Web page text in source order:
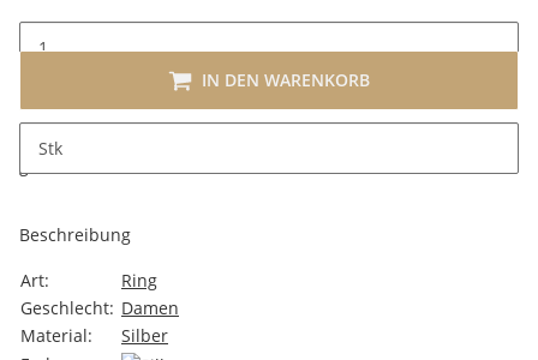
Stk
IN DEN WARENKORB
Dieser Artikel hat Variationen. Wählen Sie bitte die
Beschreibung
Art:
Ring
Geschlecht: Damen
Material:
Silber